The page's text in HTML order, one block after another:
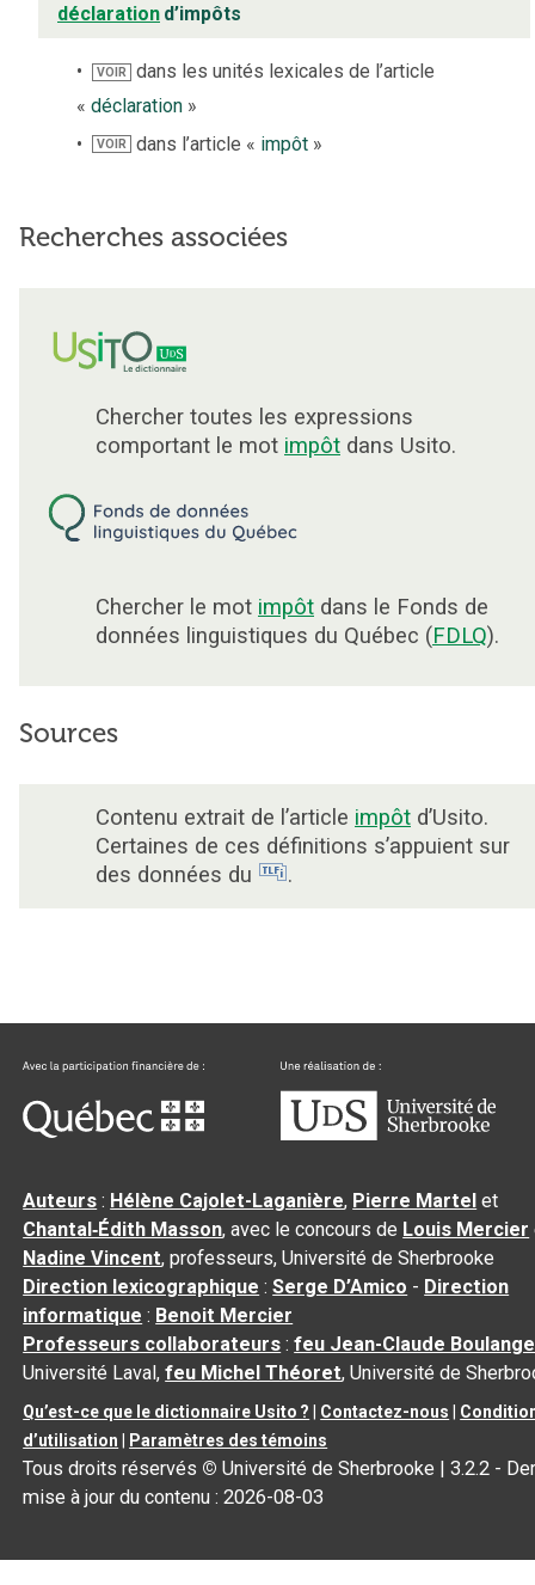
déclaration d’impôts
VOIR
dans les unités lexicales de l’article
« déclaration »
VOIR dans l’article « impôt »
Recherches associées
Chercher toutes les expressions
comportant le mot impôt dans Usito.
Chercher le mot impôt dans le Fonds de
données linguistiques du Québec (FDLQ).
Sources
Contenu extrait de l’article impôt d’Usito.
Certaines de ces définitions s’appuient sur
des données du
.
Auteurs : Hélène Cajolet-Laganière, Pierre Martel et
Chantal‑Édith Masson, avec le concours de Louis Mercier
Nadine Vincent, professeurs, Université de Sherbrooke
Direction lexicographique :Serge D’Amico - Direction
informatique : Benoit Mercier
Professeurs collaborateurs :feu Jean-Claude
Université Laval,feu Michel Théoret, Université de
Qu’est-ce que le dictionnaire Usito ? Contactez-nous
d’utilisation
Paramètres des témoins
Tous droits réservés © Université de Sherbrooke |3.2.2 -
mise à jour du contenu :2026-08-03